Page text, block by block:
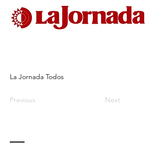
La Jornada Todos
Previous Next